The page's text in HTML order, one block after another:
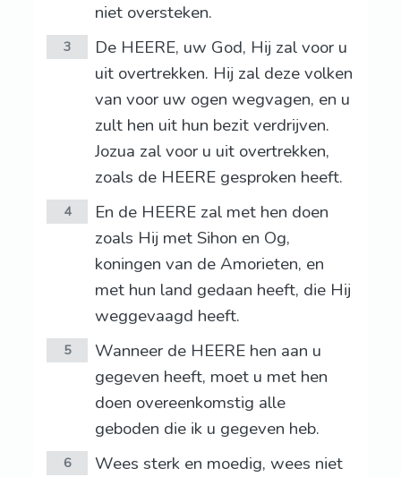
niet oversteken.
3
De HEERE, uw God, Hij zal voor u
uit overtrekken. Hij zal deze volken
van voor uw ogen wegvagen, en u
zult hen uit hun bezit verdrijven.
Jozua zal voor u uit overtrekken,
zoals de HEERE gesproken heeft.
4
En de HEERE zal met hen doen
zoals Hij met Sihon en Og,
koningen van de Amorieten, en
met hun land gedaan heeft, die Hij
weggevaagd heeft.
5
Wanneer de HEERE hen aan u
gegeven heeft, moet u met hen
doen overeenkomstig alle
geboden die ik u gegeven heb.
6
Wees sterk en moedig, wees niet